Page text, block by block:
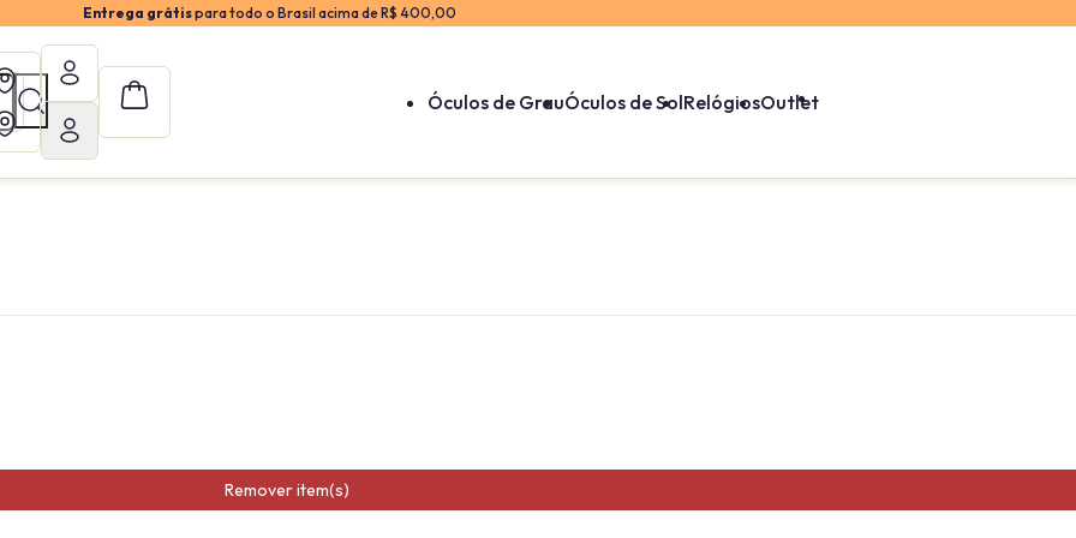
Entrega grátispara todo o Brasil acima de R$ 400,00
Óculos de GrauÓculos de SolRelógiosOutlet
Remover item(s)